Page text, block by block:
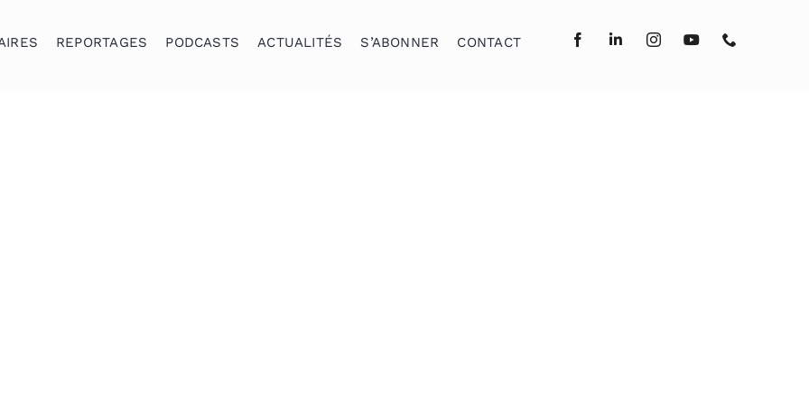
REPORTAGES PODCASTS ACTUALITÉS S’ABONNER CONTACT